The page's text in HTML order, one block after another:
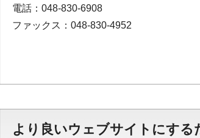
電話：048-830-6908
ファックス：048-830-4952
より良いウェブサイトにす